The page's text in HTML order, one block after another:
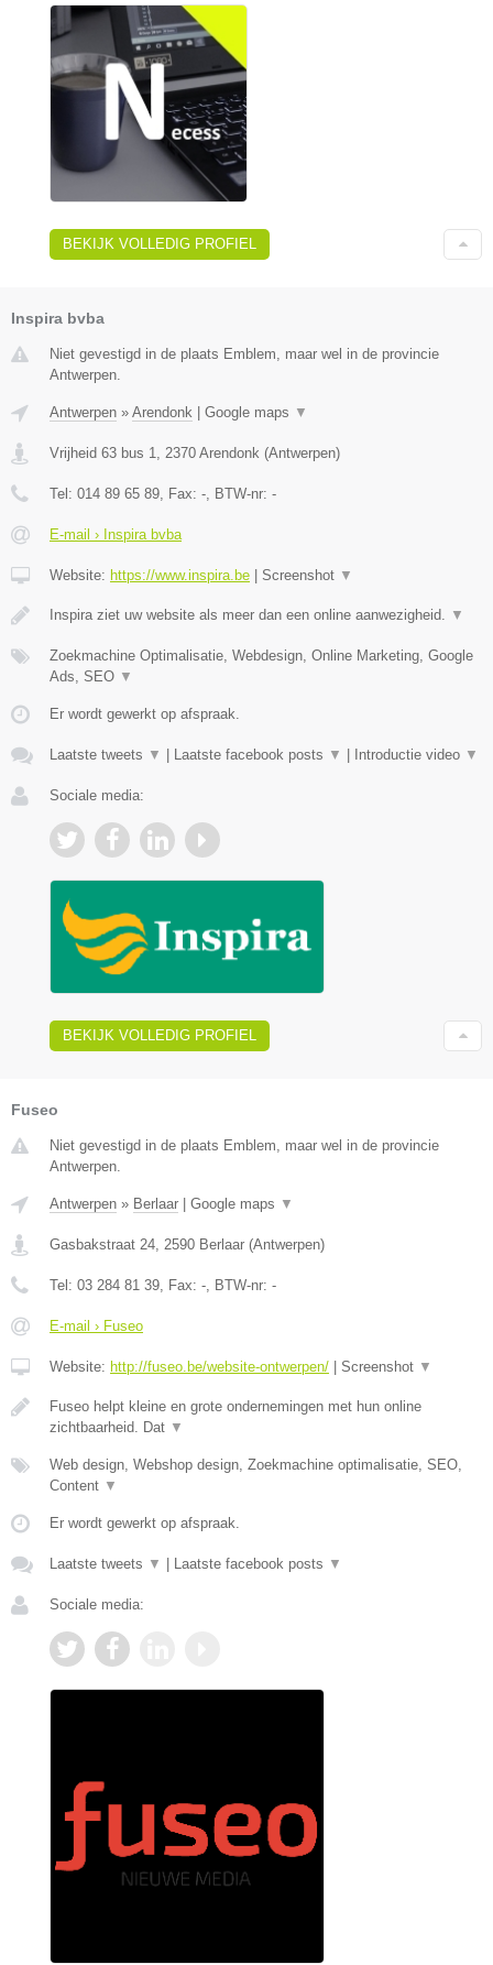
BEKIJK VOLLEDIG PROFIEL
Inspira bvba
Niet gevestigd in de plaats Emblem, maar wel in de provincie
Antwerpen.
Antwerpen » Arendonk Google maps ▼
Vrijheid 63 bus 1, 2370 Arendonk (Antwerpen)
Tel: 014 89 65 89, Fax: -, BTW-nr: -
E-mail › Inspira bvba
Website: https://www.inspira.be Screenshot ▼
Inspira ziet uw website als meer dan een online aanwezigheid. ▼
Zoekmachine Optimalisatie, Webdesign, Online Marketing, Google
Ads, SEO ▼
Er wordt gewerkt op afspraak.
Laatste tweets ▼ Laatste facebook posts ▼ Introductie video ▼
Sociale media:
BEKIJK VOLLEDIG PROFIEL
Fuseo
Niet gevestigd in de plaats Emblem, maar wel in de provincie
Antwerpen.
Antwerpen » Berlaar Google maps ▼
Gasbakstraat 24, 2590 Berlaar (Antwerpen)
Tel: 03 284 81 39, Fax: -, BTW-nr: -
E-mail › Fuseo
Website: http://fuseo.be/website-ontwerpen/ Screenshot ▼
Fuseo helpt kleine en grote ondernemingen met hun online
zichtbaarheid. Dat ▼
Web design, Webshop design, Zoekmachine optimalisatie, SEO,
Content ▼
Er wordt gewerkt op afspraak.
Laatste tweets ▼ Laatste facebook posts ▼
Sociale media: